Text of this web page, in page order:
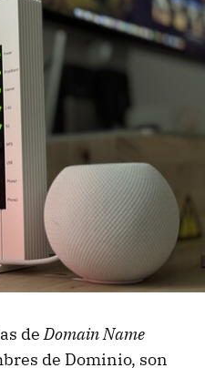
deDomain Name
de Dominio, son